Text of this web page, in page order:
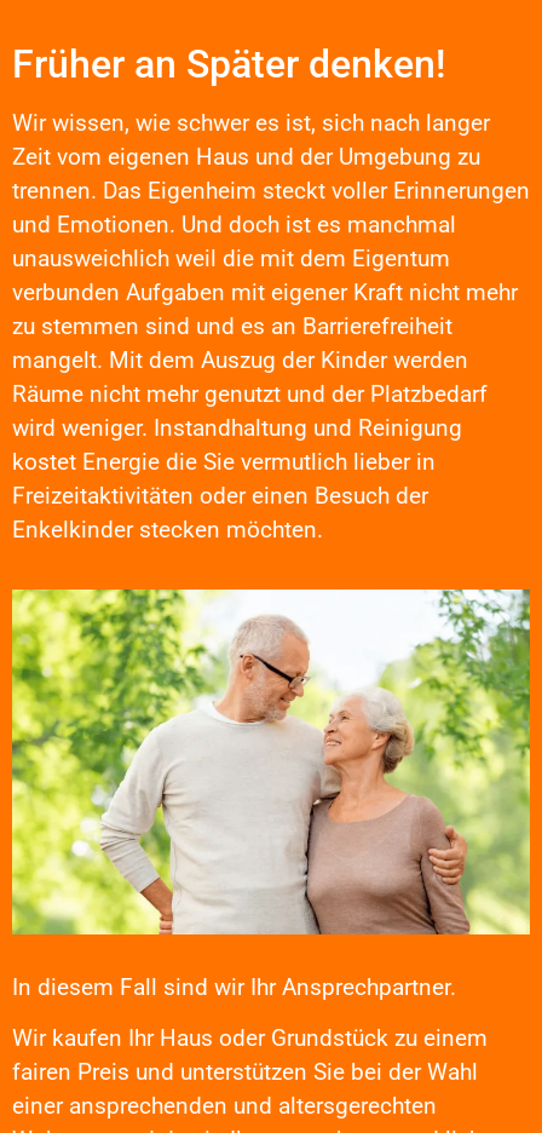
Früher an Später denken!
Wir wissen, wie schwer es ist, sich nach langer
Zeit vom eigenen Haus und der Umgebung zu
trennen. Das Eigenheim steckt voller Erinnerungen
und Emotionen. Und doch ist es manchmal
unausweichlich weil die mit dem Eigentum
verbunden Aufgaben mit eigener Kraft nicht mehr
zu stemmen sind und es an Barrierefreiheit
mangelt. Mit dem Auszug der Kinder werden
Räume nicht mehr genutzt und der Platzbedarf
wird weniger. Instandhaltung und Reinigung
kostet Energie die Sie vermutlich lieber in
Freizeitaktivitäten oder einen Besuch der
Enkelkinder stecken möchten.
In diesem Fall sind wir Ihr Ansprechpartner.
Wir kaufen Ihr Haus oder Grundstück zu einem
fairen Preis und unterstützen Sie bei der Wahl
einer ansprechenden und altersgerechten